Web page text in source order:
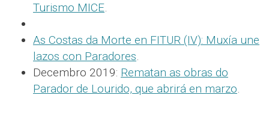
Turismo MICE.
As Costas da Morte en FITUR (IV): Muxía une
lazos con Paradores.
Decembro 2019: Rematan as obras do
Parador de Lourido, que abrirá en marzo.